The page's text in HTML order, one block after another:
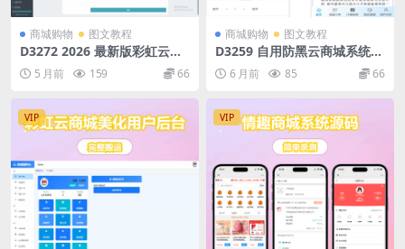
商城购物 图文教程
D3272 2026 最新版彩虹云商
城 (6v6 云商城) 开源源码 完
整升级版
5 月前 159 66
商城购物 图文教程
D3259 自用防黑云商城系统源
码 6 月前 85 66
VIP VIP